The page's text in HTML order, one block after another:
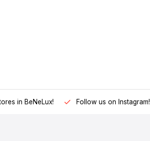
in BeNeLux! Follow us on Instagram!